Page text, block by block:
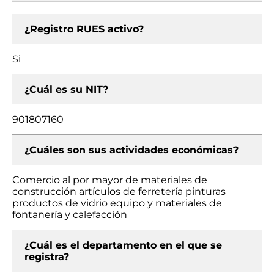
¿Registro RUES activo?
Si
¿Cuál es su NIT?
901807160
¿Cuáles son sus actividades económicas?
Comercio al por mayor de materiales de
construcción artículos de ferretería pinturas
productos de vidrio equipo y materiales de
fontanería y calefacción
¿Cuál es el departamento en el que se
registra?